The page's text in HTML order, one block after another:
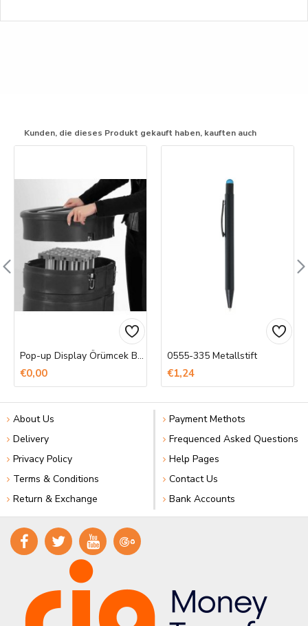
Kunden, die dieses Produkt gekauft haben, kauften auch
Pop-up Display Örümcek Banner Baskı
€0,00
0555-335 Metallstift
€1,24
About Us
Delivery
Privacy Policy
Terms & Conditions
Return & Exchange
Payment Methots
Frequenced Asked Questions
Help Pages
Contact Us
Bank Accounts